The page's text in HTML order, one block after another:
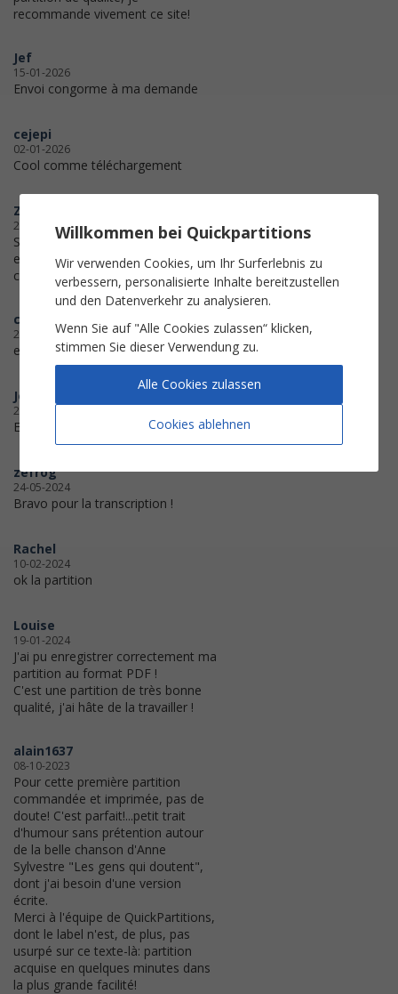
recommande vivement ce site!
Jef
15-01-2026
Envoi congorme à ma demande
cejepi
02-01-2026
Cool comme téléchargement
ZhébuMUSIC
20-12-2025
Sont plus réfléchis,
et disent moins d'âneries
car ils ont pesé leurs arguments...
clem
26-09-2024
efficace et sécurisé.
Jorge
21-06-2024
Excellent arrangement
zefrog
24-05-2024
Bravo pour la transcription !
Rachel
10-02-2024
ok la partition
Louise
19-01-2024
J'ai pu enregistrer correctement ma
partition au format PDF !
C'est une partition de très bonne
qualité, j'ai hâte de la travailler !
alain1637
08-10-2023
Pour cette première partition
commandée et imprimée, pas de
doute! C'est parfait!...petit trait
d'humour sans prétention autour
de la belle chanson d'Anne
Sylvestre "Les gens qui doutent",
dont j'ai besoin d'une version
écrite.
Merci à l'équipe de QuickPartitions,
dont le label n'est, de plus, pas
usurpé sur ce texte-là: partition
acquise en quelques minutes dans
la plus grande facilité!
Willkommen bei Quickpartitions
Wir verwenden Cookies, um Ihr Surferlebnis zu
verbessern, personalisierte Inhalte bereitzustellen
und den Datenverkehr zu analysieren.
Wenn Sie auf "Alle Cookies zulassen“ klicken,
stimmen Sie dieser Verwendung zu.
Cookies ablehnen
Alle Cookies zulassen